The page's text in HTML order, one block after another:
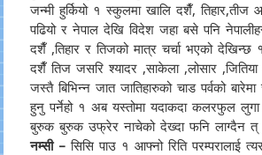
जन्मी हुर्कियो १ स्कुलमा खालि दशैँ, तिहार,तीज
पढियो र नेपाल देखि विदेश जहा बसे पनि
दशैँ ,तिहार र तिजको मात्र चर्चा भएको देखिन्छ
दशैँ तिज जसरि श्यादर ,साकेला ,लोसार
जस्तै बिभिन्न जात जातिहारुको चाड पर्वको
हुनु पर्नेहो १ अब यस्तोमा यदाकदा कलरफुल
बुरुक बुरुक उफ्रेर नाचेको देख्दा फनि लाग्दैन त्
नम्सी –सिसि पाउ १ आफ्नो रिति परम्परालाई